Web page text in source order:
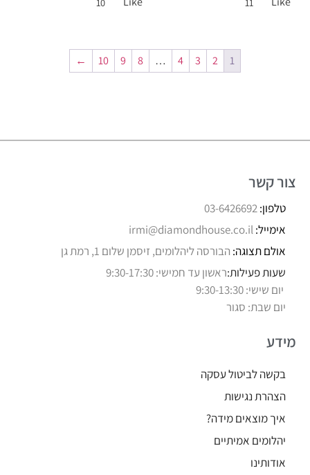
1
2
3
4
…
8
9
10
←
צור קשר
טלפון:03-6426692
אימייל:irmi@diamondhouse.co.il
אולם תצוגה: הבורסה ליהלומים, זיסמן שלום 1, רמת גן
שעות פעילות:ראשון עד חמישי: 9:30-17:30
יום שישי: 9:30-13:30
יום שבת: סגור
מידע
בקשה לביטול עסקה
הצהרת נגישות
איך מוצאים מידה?
יהלומים אמיתיים
אודותינו